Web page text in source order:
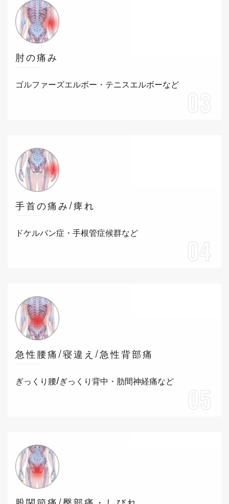
肘の痛み
ゴルファーズエルボー・テニスエルボーなど
03
手首の痛み/痺れ
ドケルバン症・手根管症候群など
04
急性腰痛/寝違え/急性背部痛
ぎっくり腰/ぎっくり背中・肋間神経痛など
05